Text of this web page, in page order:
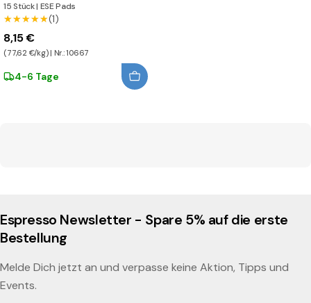
15 Stück| ESE Pads
★★★★★
★★★★★(1)
8,15 €
(77,62 €/kg) | Nr.: 10667
4-6 Tage
Espresso Newsletter - Spare 5% auf die erste
Bestellung
Melde Dich jetzt an und verpasse keine Aktion, Tipps und
Events.